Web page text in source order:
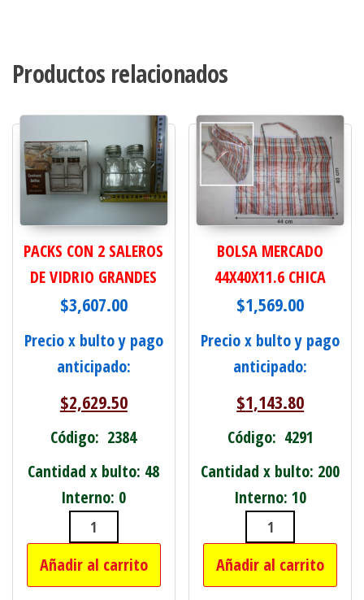
Productos relacionados
PACKS CON 2 SALEROS
DE VIDRIO GRANDES
$3,607.00
Precio x bulto y pago
anticipado:
$2,629.50
Código: 2384
Cantidad x bulto: 48
Interno: 0
PACKS CON 2 SALEROS DE VIDRIO
Añadir al carrito
BOLSA MERCADO
44X40X11.6 CHICA
$1,569.00
Precio x bulto y pago
anticipado:
$1,143.80
Código: 4291
Cantidad x bulto: 200
Interno: 10
BOLSA
Añadir al carrito